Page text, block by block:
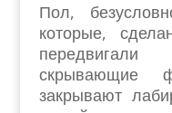
Пол,
которые,
скрывающие
закрывают